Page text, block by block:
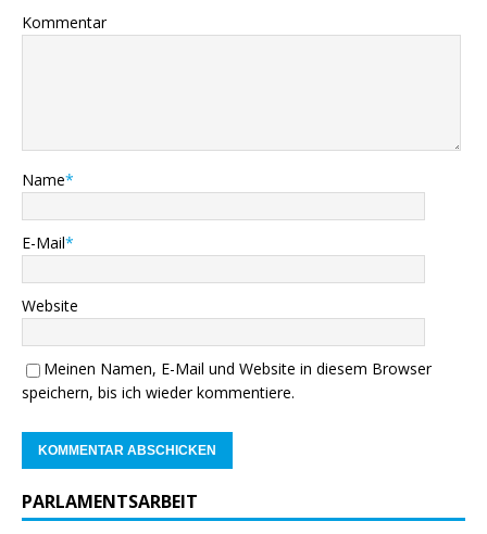
Kommentar
Name*
E-Mail*
Website
Meinen Namen, E-Mail und Website in diesem Browser
speichern, bis ich wieder kommentiere.
PARLAMENTSARBEIT